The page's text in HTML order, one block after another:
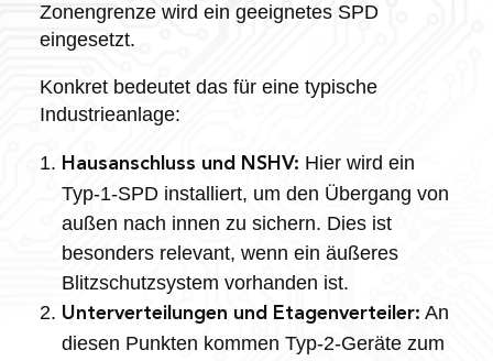
Zonengrenze wird ein geeignetes SPD
eingesetzt.
Konkret bedeutet das für eine typische
Industrieanlage:
Hausanschluss und NSHV: Hier wird ein
Typ-1-SPD installiert, um den Übergang von
außen nach innen zu sichern. Dies ist
besonders relevant, wenn ein äußeres
Blitzschutzsystem vorhanden ist.
Unterverteilungen und Etagenverteiler: An
diesen Punkten kommen Typ-2-Geräte zum